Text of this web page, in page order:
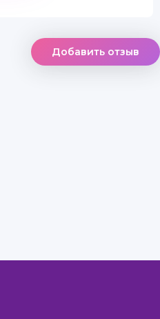
Добавить отзыв